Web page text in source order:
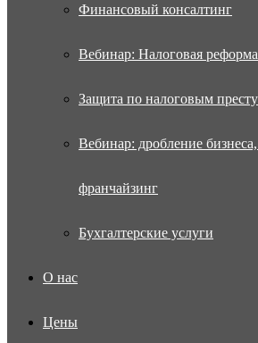
Финансовый консалтинг
Вебинар: Налоговая
Защита по налоговым
Вебинар: дробление
франчайзинг
Бухгалтерские услуги
О нас
Цены